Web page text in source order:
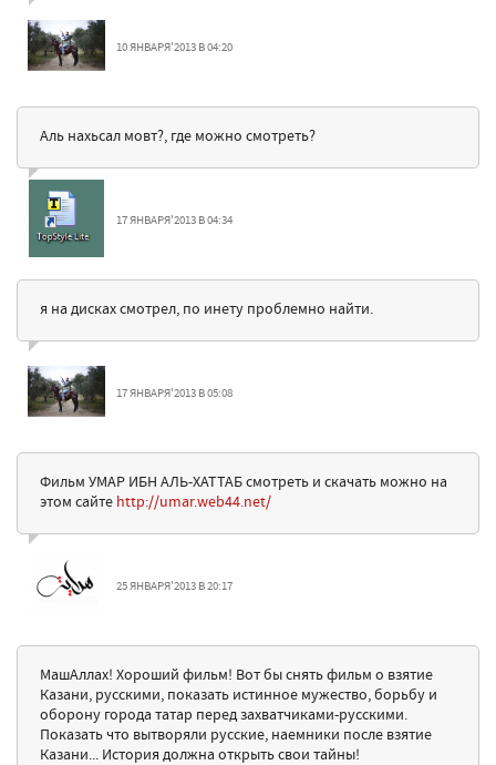
10 ЯНВАРЯ'2013 В 04:20
Аль нахьсал мовт?, где можно смотреть?
17 ЯНВАРЯ'2013 В 04:34
я на дисках смотрел, по инету проблемно найти.
17 ЯНВАРЯ'2013 В 05:08
Фильм УМАР ИБН АЛЬ-ХАТТАБ смотреть и скачать можно на
этом сайте http://umar.web44.net/
25 ЯНВАРЯ'2013 В 20:17
МашАллах! Хороший фильм! Вот бы снять фильм о взятие
Казани, русскими, показать истинное мужество, борьбу и
оборону города татар перед захватчиками-русскими.
Показать что вытворяли русские, наемники после взятие
Казани... История должна открыть свои тайны!